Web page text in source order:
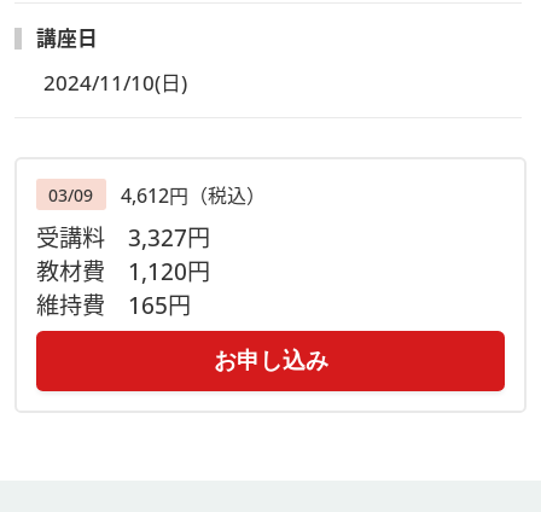
講座日
2024/11/10(日)
03/09 4,612円（税込）
受講料 3,327円
教材費 1,120円
維持費 165円
お申し込み